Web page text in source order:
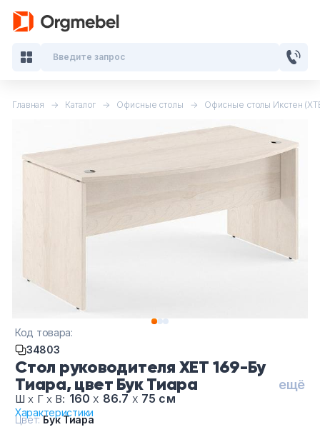
Главная Каталог Офисные столы Офисные столы Икстен
Стол руководителя XET 169-Бу
Тиара, цвет Бук Тиара
ещё
Шх Г х В: 160х 86.7 х 75 см
Характеристики
Код товара:
34803
Цвет:Бук Тиара
Введите запрос
Кабинеты руководителя
Мебель для персонала
Стойки ресепшн
Офисные шкафы
Офисные диваны